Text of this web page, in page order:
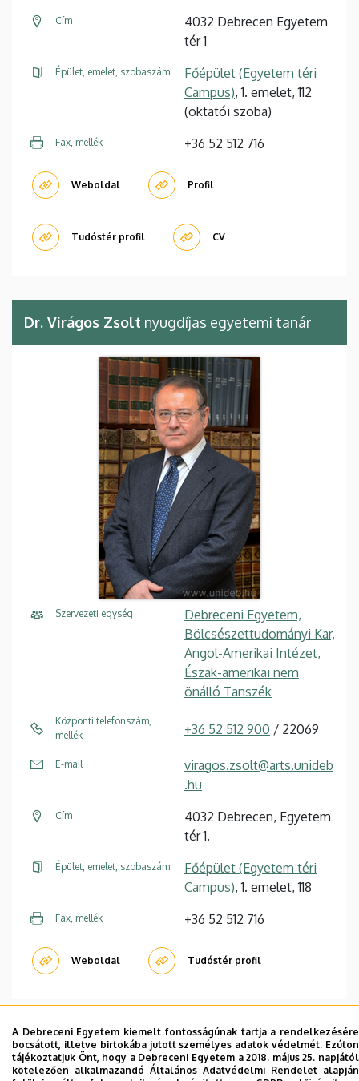
Cím
4032 Debrecen Egyetem
tér 1
Épület, emelet, szobaszám
Főépület (Egyetem téri
Campus), 1. emelet, 112
(oktatói szoba)
Fax, mellék +36 52 512 716
Weboldal Profil
Tudóstér profil CV
Dr. Virágos Zsolt nyugdíjas egyetemi tanár
Szervezeti egység
Debreceni Egyetem,
Bölcsészettudományi Kar,
Angol-Amerikai Intézet,
Észak-amerikai nem
önálló Tanszék
Központi telefonszám,
mellék
+36 52 512 900 / 22069
E-mail
viragos.zsolt@arts.unideb
.hu
Cím
4032 Debrecen, Egyetem
tér 1.
Épület, emelet, szobaszám
Főépület (Egyetem téri
Campus), 1. emelet, 118
Fax, mellék +36 52 512 716
Weboldal Tudóstér profil
Dolgozói adatmódosítás igénylése a DE
telefonkönyvében|Külső személyek rögzítése a
A Debreceni Egyetem kiemelt fontosságúnak tartja a rendelkezésére
bocsátott, illetve birtokába jutott személyes adatok védelmét. Ezúton
tájékoztatjuk Önt, hogy a Debreceni Egyetem a 2018. május 25. napjától
kötelezően alkalmazandó Általános Adatvédelmi Rendelet alapján